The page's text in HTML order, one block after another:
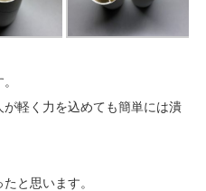
軽く力を込めても簡単には潰
と思います。